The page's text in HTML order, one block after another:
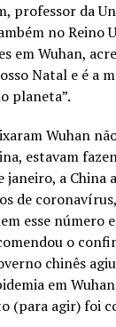
professor da
no Reino
em Wuhan,
Natal e é a
planeta”.
Wuhan
estavam
janeiro, a China
de
esse número
o
chinês
em
(para agir) foi